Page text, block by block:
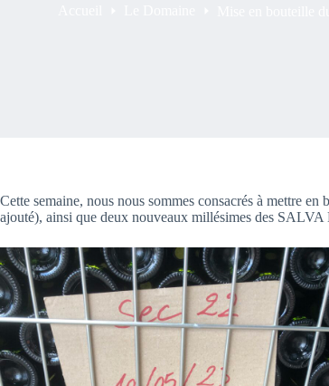
Cette semaine, nous nous sommes consacrés à mettre
ajouté), ainsi que deux nouveaux millésimes des